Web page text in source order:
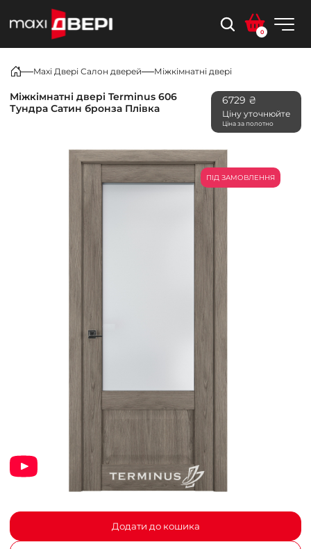
0
Maxi Двері Салон дверей Міжкімнатні двері
Міжкімнатні двері Terminus 606
Тундра Сатин бронза Плівка
6729 ₴
Ціну уточнюйте
Ціна за полотно
ПІД ЗАМОВЛЕННЯ
Додати до кошика